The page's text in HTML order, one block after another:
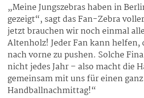
„Meine Jungszebras haben in
gezeigt“, sagt das Fan-Zebra
jetzt brauchen wir noch einmal
Altenholz! Jeder Fan kann helfen,
nach vorne zu pushen. Solche
nicht jedes Jahr – also macht die
gemeinsam mit uns für einen
Handballnachmittag!“